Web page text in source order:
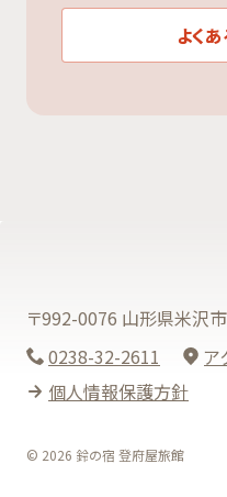
よく
〒992-0076 山形県米沢
0238-32-2611
ア
個人情報保護方針
© 2026 鈴の宿 登府屋旅館